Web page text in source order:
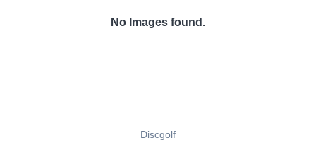
No Images found.
Discgolf